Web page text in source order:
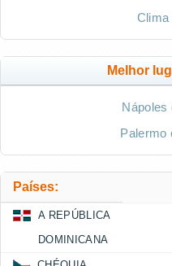
Clima
Melhor
Nápoles
Palermo
Países:
A REPÚBLICA
DOMINICANA